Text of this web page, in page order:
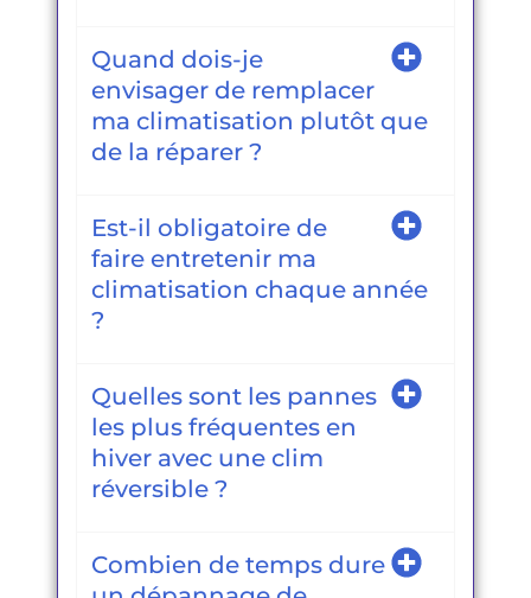
Quand dois-je
envisager de remplacer
ma climatisation plutôt que
de la réparer ?
Est-il obligatoire de
faire entretenir ma
climatisation chaque année
?
Quelles sont les pannes
les plus fréquentes en
hiver avec une clim
réversible ?
Combien de temps dure